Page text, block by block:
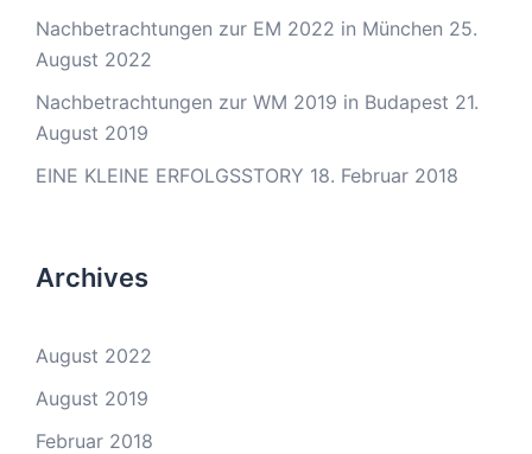
Nachbetrachtungen zur EM 2022 in München 25.
August 2022
Nachbetrachtungen zur WM 2019 in Budapest 21.
August 2019
EINE KLEINE ERFOLGSSTORY 18. Februar 2018
Archives
August 2022
August 2019
Februar 2018